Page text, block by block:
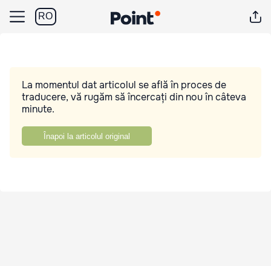
RO
La momentul dat articolul se află în proces de
traducere, vă rugăm să încercați din nou în câteva
minute.
Înapoi la articolul original